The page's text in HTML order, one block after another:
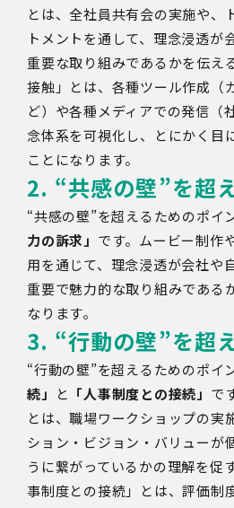
とは、全社員共有会の実施や、
トメントを通して、理念浸透が
重要な取り組みであるかを伝え
接触」とは、各種ツール作成（
ど）や各種メディアでの発信（
念体系を可視化し、とにかく目
ことになります。
2. “共感の壁”を超
“共感の壁”を超えるためのポイ
力の訴求」 です。ムービー制作
用を通じて、理念浸透が会社や
重要で魅力的な取り組みである
なります。
3. “行動の壁”を超
“行動の壁”を超えるためのポイ
続」
と 「人事制度との接続」 で
とは、職場ワークショップの実
ション・ビジョン・バリューが
うに繋がっているかの理解を促
事制度との接続」とは、評価制